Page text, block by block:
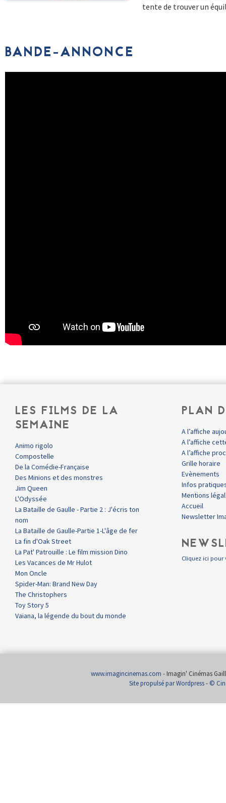
tente de trouver un
BANDE-ANNONCE
LES FILMS DE LA
SEMAINE
Animo rigolo
Compostelle
De la Comédie-Française
Des Minions et des monstres
Jim Queen
L'Odyssée
La Bataille de Gaulle - Partie 2 : J'écris ton
nom
La Bataille de Gaulle-Partie 1-L'âge de fer
La fin d'Oak Street
La Pat' Patrouille : Le film mission Dino
Les Vacances de Mr Hulot
Mon Oncle
Spider-Man: Brand New Day
The Christophers
Toy Story 5
Vaiana, la légende du bout du monde
PLAN
A l’affiche
A l’affiche
A l’affiche
Grille horaire
Evènements
Infos
Mentions
Accueil
Newsletter
Cliquez ici pour
www.imagincinemas.com - Imagin' Cinémas
Site propulsé par Wordpress- ©